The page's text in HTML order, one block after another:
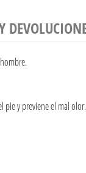
pie y previene el mal olor.